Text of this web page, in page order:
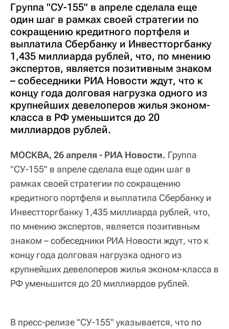
Группа "СУ-155" в апреле сделала еще
один шаг в рамках своей стратегии по
сокращению кредитного портфеля и
выплатила Сбербанку и Инвестторгбанку
1,435 миллиарда рублей, что, по мнению
экспертов, является позитивным знаком
– собеседники РИА Новости ждут, что к
концу года долговая нагрузка одного из
крупнейших девелоперов жилья эконом-
класса в РФ уменьшится до 20
миллиардов рублей.
МОСКВА, 26 апреля - РИА Новости. Группа
"СУ-155" в апреле сделала еще один шаг в
рамках своей стратегии по сокращению
кредитного портфеля и выплатила Сбербанку и
Инвестторгбанку 1,435 миллиарда рублей, что,
по мнению экспертов, является позитивным
знаком – собеседники РИА Новости ждут, что к
концу года долговая нагрузка одного из
крупнейших девелоперов жилья эконом-класса в
РФ уменьшится до 20 миллиардов рублей.
В пресс-релизе "СУ-155" указывается, что по